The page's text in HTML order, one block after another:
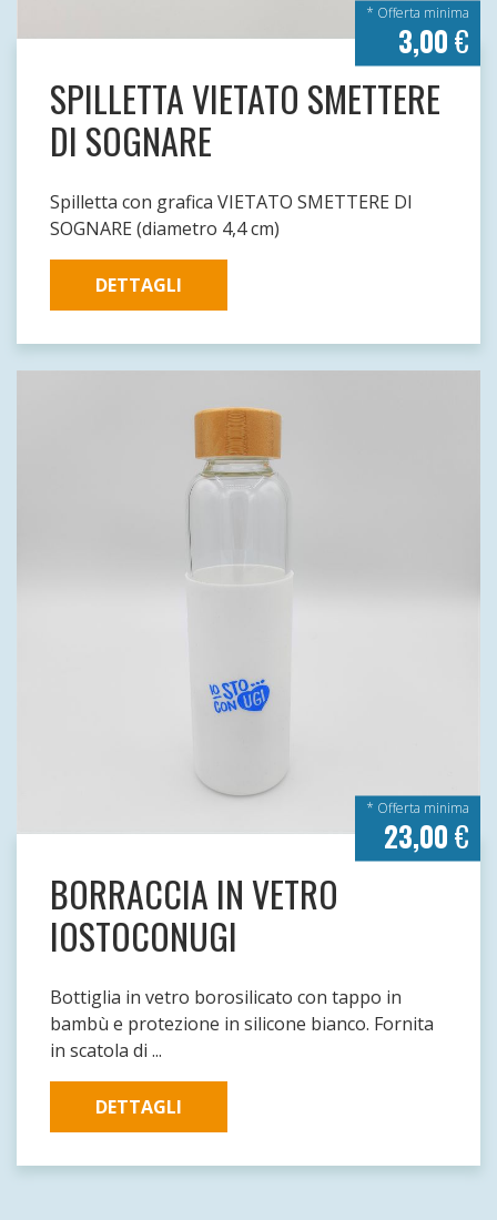
* Offerta minima
3,00€
SPILLETTA VIETATO SMETTERE
DI SOGNARE
Spilletta con grafica VIETATO SMETTERE DI
SOGNARE (diametro 4,4 cm)
DETTAGLI
* Offerta minima
23,00€
BORRACCIA IN VETRO
IOSTOCONUGI
Bottiglia in vetro borosilicato con tappo in
bambù e protezione in silicone bianco. Fornita
in scatola di ...
DETTAGLI